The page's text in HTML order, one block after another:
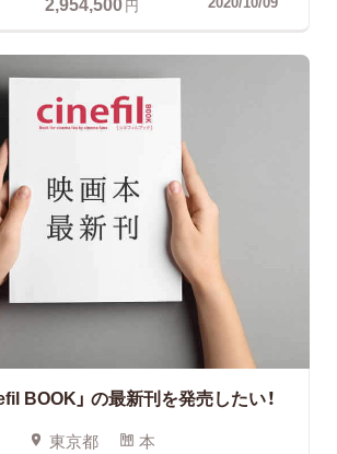
円
BOOK」 の最新刊を発売したい！
東京都 本